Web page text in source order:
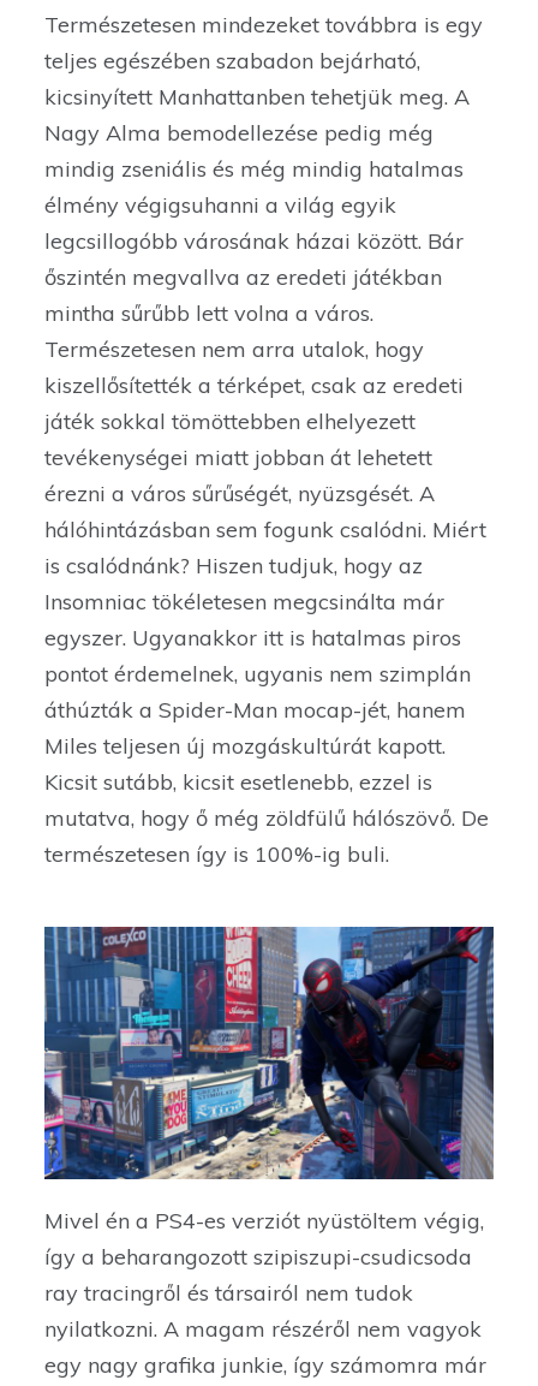
Természetesen mindezeket továbbra is egy
teljes egészében szabadon bejárható,
kicsinyített Manhattanben tehetjük meg. A
Nagy Alma bemodellezése pedig még
mindig zseniális és még mindig hatalmas
élmény végigsuhanni a világ egyik
legcsillogóbb városának házai között. Bár
őszintén megvallva az eredeti játékban
mintha sűrűbb lett volna a város.
Természetesen nem arra utalok, hogy
kiszellősítették a térképet, csak az eredeti
játék sokkal tömöttebben elhelyezett
tevékenységei miatt jobban át lehetett
érezni a város sűrűségét, nyüzsgését. A
hálóhintázásban sem fogunk csalódni. Miért
is csalódnánk? Hiszen tudjuk, hogy az
Insomniac tökéletesen megcsinálta már
egyszer. Ugyanakkor itt is hatalmas piros
pontot érdemelnek, ugyanis nem szimplán
áthúzták a Spider-Man mocap-jét, hanem
Miles teljesen új mozgáskultúrát kapott.
Kicsit sutább, kicsit esetlenebb, ezzel is
mutatva, hogy ő még zöldfülű hálószövő. De
természetesen így is 100%-ig buli.
Mivel én a PS4-es verziót nyüstöltem végig,
így a beharangozott szipiszupi-csudicsoda
ray tracingről és társairól nem tudok
nyilatkozni. A magam részéről nem vagyok
egy nagy grafika junkie, így számomra már